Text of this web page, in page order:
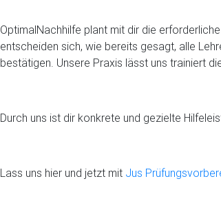
OptimalNachhilfe plant mit dir die
entscheiden sich, wie bereits gesagt, alle
bestätigen. Unsere Praxis lässt uns trainiert
Durch uns ist dir konkrete und gezielte
Lass uns hier und jetzt mit Jus